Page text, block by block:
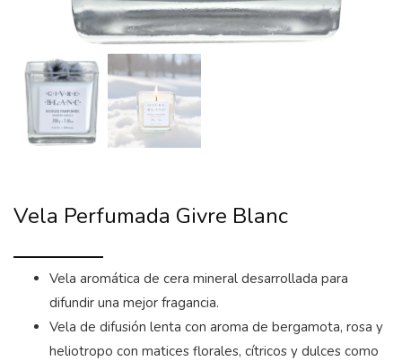
Vela Perfumada Givre Blanc
Vela aromática de cera mineral desarrollada para
difundir una mejor fragancia.
Vela de difusión lenta con aroma de bergamota, rosa y
heliotropo con matices florales, cítricos y dulces como